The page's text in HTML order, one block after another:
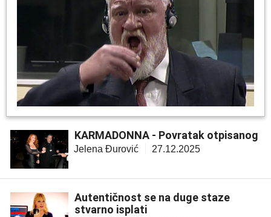
KARMADONNA - Povratak otpisanog
Jelena Đurović 27.12.2025
Autentičnost se na duge staze
stvarno isplati